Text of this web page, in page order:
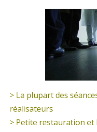
> La plupart des
réalisateurs
> Petite restauration et